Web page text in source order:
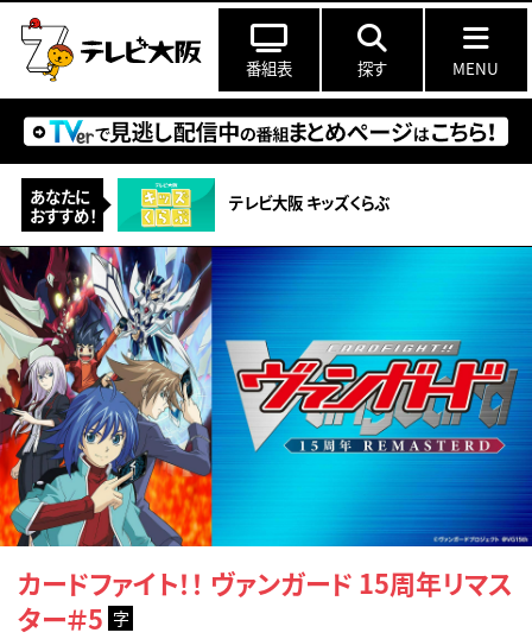
番組表 探す MENU
あなたに
おすすめ！
テレビ大阪 キッズくらぶ
カードファイト！！ ヴァンガード 15周年リマス
ター＃5 字